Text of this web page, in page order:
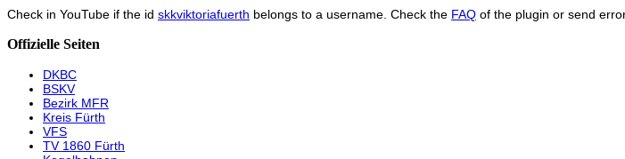
Check in YouTube if the id skkviktoriafuerth belongs to a username. Check the FAQ of the plugin or send
Offizielle Seiten
DKBC
BSKV
Bezirk MFR
Kreis Fürth
VFS
TV 1860 Fürth